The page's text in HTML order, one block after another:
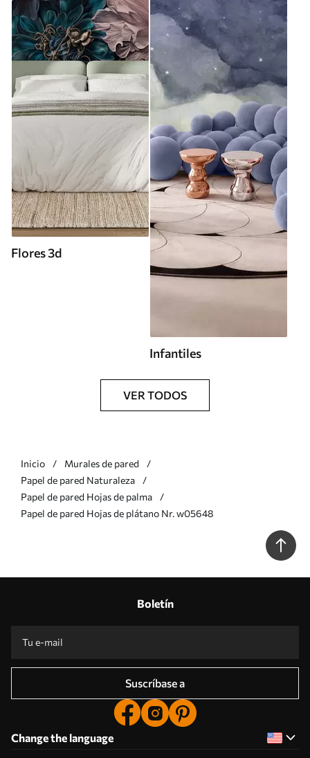
Flores 3d
Infantiles
VER TODOS
Inicio
Murales de pared
Papel de pared Naturaleza
Papel de pared Hojas de palma
Papel de pared Hojas de plátano Nr. w05648
Boletín
Suscríbase a
Change the language